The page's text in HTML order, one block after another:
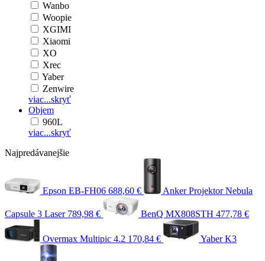
Wanbo
Woopie
XGIMI
Xiaomi
XO
Xrec
Yaber
Zenwire
viac...skryť
Objem
960L
viac...skryť
Najpredávanejšie
Epson EB-FH06 688,60 € Anker Projektor Nebula
Capsule 3 Laser789,98 € BenQ MX808STH 477,78 €
Overmax Multipic 4.2 170,84 € Yaber K3